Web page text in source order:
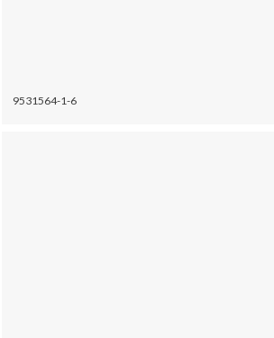
9531564-1-6